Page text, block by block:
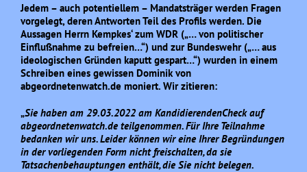
Jedem – auch potentiellem – Mandatsträger werden Fragen
vorgelegt, deren Antworten Teil des Profils werden. Die
Aussagen Herrn Kempkes‘ zum WDR („… von politischer
Einflußnahme zu befreien…“) und zur Bundeswehr („… aus
ideologischen Gründen kaputt gespart…“) wurden in einem
Schreiben eines gewissen Dominik von
abgeordnetenwatch.de moniert. Wir zitieren:
„Sie haben am 29.03.2022 am KandidierendenCheck auf
abgeordnetenwatch.de teilgenommen. Für Ihre Teilnahme
bedanken wir uns. Leider können wir eine Ihrer Begründungen
in der vorliegenden Form nicht freischalten, da sie
Tatsachenbehauptungen enthält, die Sie nicht belegen.